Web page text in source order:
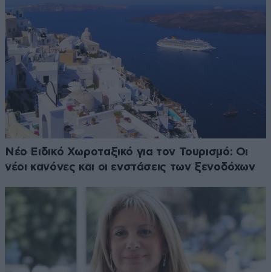
Νέο Ειδικό Χωροταξικό για τον Τουρισμό: Οι
νέοι κανόνες και οι ενστάσεις των ξενοδόχων